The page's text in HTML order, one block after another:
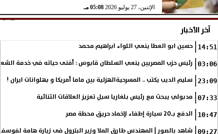
الإثنين، 27 يوليو 2026 05:08 مـ
آخر الأخبار
14:51 حسين ابو العطا ينعي اللواء ابراهيم محمد
03:06 رئيس حزب المصريين ينعي السلطان قابوس : أفنى حياته في خدمة
23:09 سليم الديب يكتب .. المسرحيةالهزلية بين ماما أمريكا و بهلوانات ايران !
07:33 مدبولي يبحث مع رئيس بلغاريا سبل تعزيز العلاقات الثنائية
10:47 الدفع بـ20 سيارة إطفاء لإخماد حريق محطة مصر
09:27 شاهد بالصور | المهندس طارق الملا وزير البترول فى زيارة هامة